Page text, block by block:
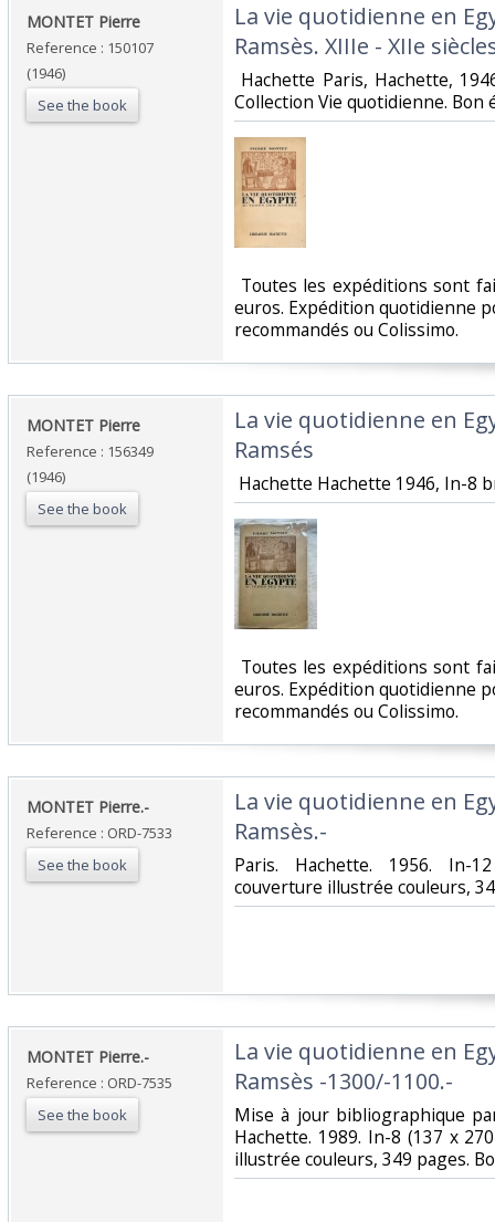
‎MONTET Pierre ‎
Reference : 150107
(1946)
See the book
‎La vie quotidienne en
Ramsès. XIIIe - XIIe
Hachette Paris, Hachette,
Collection Vie quotidienne. Bon
Toutes les expéditions sont
euros. Expédition quotidienne
recommandés ou Colissimo. ‎
‎MONTET Pierre ‎
Reference : 156349
(1946)
See the book
‎La vie quotidienne en
Ramsés‎
Hachette Hachette 1946, In-8
Toutes les expéditions sont
euros. Expédition quotidienne
recommandés ou Colissimo. ‎
‎MONTET Pierre.-‎
Reference : ORD-7533
See the book
‎La vie quotidienne en
Ramsès.-‎
‎Paris. Hachette. 1956. In-
couverture illustrée couleurs,
‎MONTET Pierre.-‎
Reference : ORD-7535
See the book
‎La vie quotidienne en
Ramsès -1300/-1100.-‎
‎Mise à jour bibliographique
Hachette. 1989. In-8 (137 x
illustrée couleurs, 349 pages.